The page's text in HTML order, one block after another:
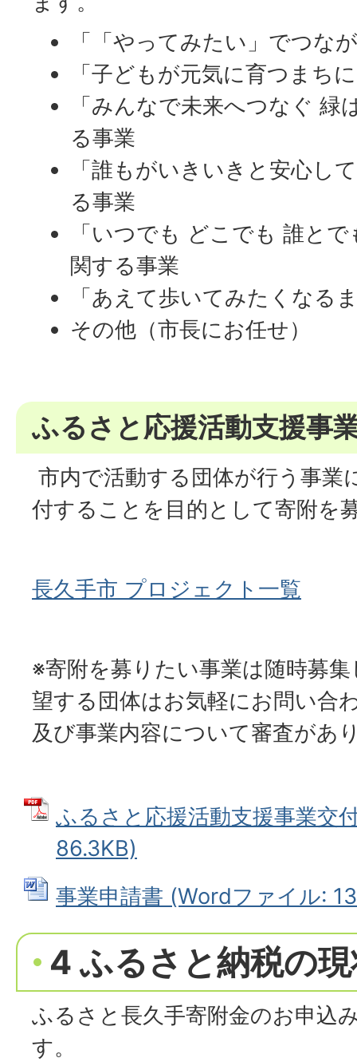
「「やってみたい」でつな
「子どもが元気に育つまち
「みんなで未来へつなぐ 緑
る事業
「誰もがいきいきと安心し
る事業
「いつでも どこでも 誰と
関する事業
「あえて歩いてみたくなる
その他（市長にお任せ）
ふるさと応援活動支援事
市内で活動する団体が行う事業
付することを目的として寄附を
長久手市 プロジェクト一覧
※寄附を募りたい事業は随時募
望する団体はお気軽にお問い合
及び事業内容について審査があ
ふるさと応援活動支援事業交
86.3KB)
事業申請書 (Wordファイル:
4 ふるさと納税の
ふるさと長久手寄附金のお申込
す。